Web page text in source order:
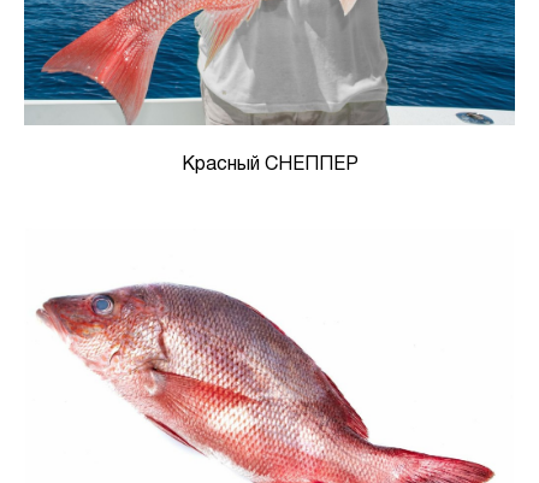
Красный СНЕППЕР